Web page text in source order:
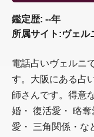
鑑定歴: --年
所属サイト:ヴェル
電話占いヴェルニ
す。大阪にある占
師さんです。得意
婚・ 復活愛・ 略
愛・ 三角関係・な